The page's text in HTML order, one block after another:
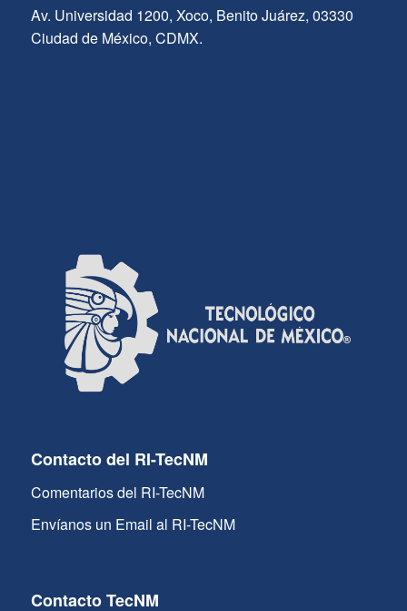
Av. Universidad 1200, Xoco, Benito Juárez, 03330
Ciudad de México, CDMX.
Contacto del RI-TecNM
Comentarios del RI-TecNM
Envíanos un Email al RI-TecNM
Contacto TecNM